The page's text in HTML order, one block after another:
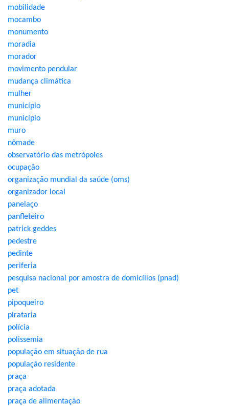
mobilidade
mocambo
monumento
moradia
morador
movimento pendular
mudança climática
mulher
município
município
muro
nômade
observatório das metrópoles
ocupação
organização mundial da saúde (oms)
organizador local
panelaço
panfleteiro
patrick geddes
pedestre
pedinte
periferia
pesquisa nacional por amostra de domicílios (pnad)
pet
pipoqueiro
pirataria
polícia
polissemia
população em situação de rua
população residente
praça
praça adotada
praça de alimentação